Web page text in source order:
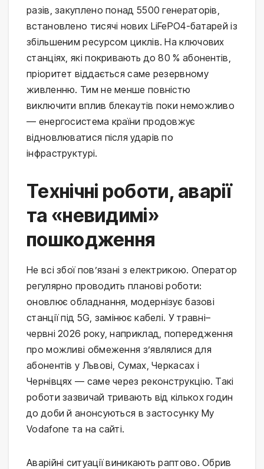
разів, закуплено понад 5500 генераторів,
встановлено тисячі нових LiFePO4-батарей із
збільшеним ресурсом циклів. На ключових
станціях, які покривають до 80 % абонентів,
пріоритет віддається саме резервному
живленню. Тим не менше повністю
виключити вплив блекаутів поки неможливо
— енергосистема країни продовжує
відновлюватися після ударів по
інфраструктурі.
Технічні роботи, аварії
та «невидимі»
пошкодження
Не всі збої пов’язані з електрикою. Оператор
регулярно проводить планові роботи:
оновлює обладнання, модернізує базові
станції під 5G, замінює кабелі. У травні–
червні 2026 року, наприклад, попередження
про можливі обмеження з’являлися для
абонентів у Львові, Сумах, Черкасах і
Чернівцях — саме через реконструкцію. Такі
роботи зазвичай тривають від кількох годин
до доби й анонсуються в застосунку My
Vodafone та на сайті.
Аварійні ситуації виникають раптово. Обрив